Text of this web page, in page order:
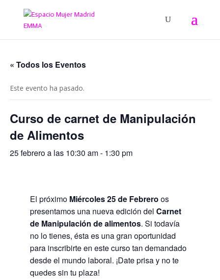
« Todos los Eventos
Este evento ha pasado.
Curso de carnet de Manipulación
de Alimentos
25 febrero a las 10:30 am- 1:30 pm
El próximo Miércoles 25 de Febrero os
presentamos una nueva edición del Carnet
de Manipulación de alimentos. Si todavía
no lo tienes, ésta es una gran oportunidad
para inscribirte en este curso tan demandado
desde el mundo laboral. ¡Date prisa y no te
quedes sin tu plaza!